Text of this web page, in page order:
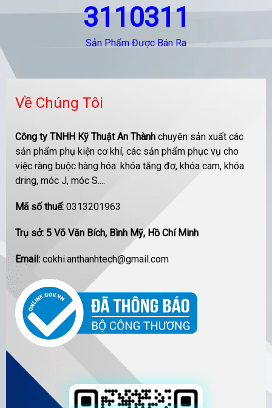
3110311
Sản Phẩm Được Bán Ra
Về Chúng Tôi
Công ty TNHH Kỹ Thuật An Thành chuyên sản xuất các
sản phẩm phụ kiện cơ khí, các sản phẩm phục vụ cho
việc ràng buộc hàng hóa: khóa tăng đơ, khóa cam, khóa
dring, móc J, móc S....
Mã số thuế: 0313201963
Trụ sở: 5 Võ Văn Bích, Bình Mỹ, Hồ Chí Minh
Email: cokhi.anthanhtech@gmail.com